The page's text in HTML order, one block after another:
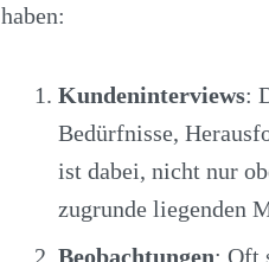
haben:
Kundeninterviews:
Bedürfnisse,
ist dabei, nicht nur
zugrunde liegenden
Beobachtungen: Oft